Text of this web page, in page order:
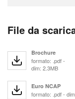
File da
Brochure
formato: .pdf -
dim: 2.3MB
Euro NCAP
formato: .pdf -